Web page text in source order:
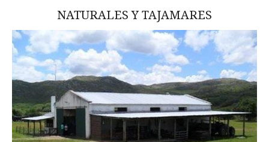
NATURALES Y TAJAMARES